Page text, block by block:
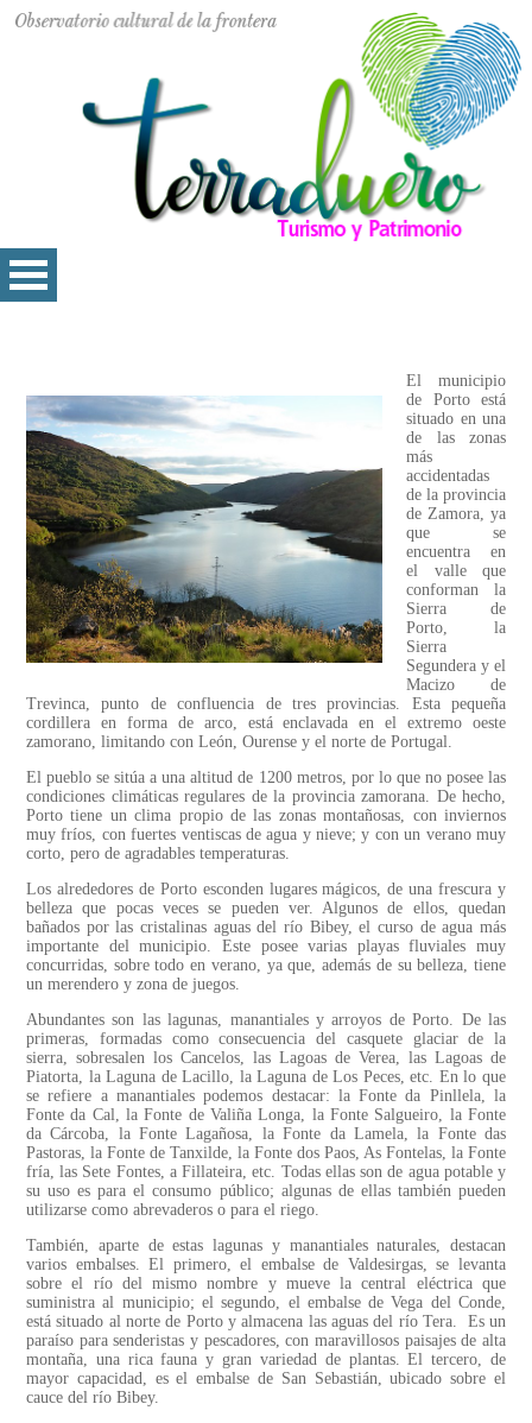
El municipio
de Porto está
situado en una
de las zonas
más
accidentadas
de la provincia
de Zamora, ya
que se
encuentra en
el valle que
conforman la
Sierra de
Porto, la
Sierra
Segundera y el
Macizo de
Trevinca, punto de confluencia de tres provincias. Esta pequeña
cordillera en forma de arco, está enclavada en el extremo oeste
zamorano, limitando con León, Ourense y el norte de Portugal.
El pueblo se sitúa a una altitud de 1200 metros, por lo que no posee las
condiciones climáticas regulares de la provincia zamorana. De hecho,
Porto tiene un clima propio de las zonas montañosas, con inviernos
muy fríos, con fuertes ventiscas de agua y nieve; y con un verano muy
corto, pero de agradables temperaturas.
Los alrededores de Porto esconden lugares mágicos, de una frescura y
belleza que pocas veces se pueden ver. Algunos de ellos, quedan
bañados por las cristalinas aguas del río Bibey, el curso de agua más
importante del municipio. Este posee varias playas fluviales muy
concurridas, sobre todo en verano, ya que, además de su belleza, tiene
un merendero y zona de juegos.
Abundantes son las lagunas, manantiales y arroyos de Porto. De las
primeras, formadas como consecuencia del casquete glaciar de la
sierra, sobresalen los Cancelos, las Lagoas de Verea, las Lagoas de
Piatorta, la Laguna de Lacillo, la Laguna de Los Peces, etc. En lo que
se refiere a manantiales podemos destacar: la Fonte da Pinllela, la
Fonte da Cal, la Fonte de Valiña Longa, la Fonte Salgueiro, la Fonte
da Cárcoba, la Fonte Lagañosa, la Fonte da Lamela, la Fonte das
Pastoras, la Fonte de Tanxilde, la Fonte dos Paos, As Fontelas, la Fonte
fría, las Sete Fontes, a Fillateira, etc. Todas ellas son de agua potable y
su uso es para el consumo público; algunas de ellas también pueden
utilizarse como abrevaderos o para el riego.
También, aparte de estas lagunas y manantiales naturales, destacan
varios embalses. El primero, el embalse de Valdesirgas, se levanta
sobre el río del mismo nombre y mueve la central eléctrica que
suministra al municipio; el segundo, el embalse de Vega del Conde,
está situado al norte de Porto y almacena las aguas del río Tera. Es un
paraíso para senderistas y pescadores, con maravillosos paisajes de alta
montaña, una rica fauna y gran variedad de plantas. El tercero, de
mayor capacidad, es el embalse de San Sebastián, ubicado sobre el
cauce del río Bibey.